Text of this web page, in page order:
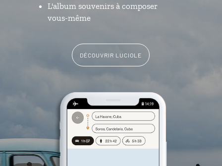
L'album souvenirs à composer
vous-même
DÉCOUVRIR LUCIOLE